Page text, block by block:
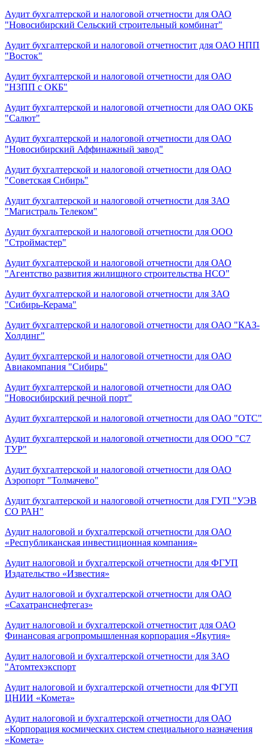
Аудит бухгалтерской и налоговой отчетности для ОАО
"Новосибирский Сельский строительный комбинат"
Аудит бухгалтерской и налоговой отчетностит для ОАО НПП
"Восток"
Аудит бухгалтерской и налоговой отчетности для ОАО
"НЗПП с ОКБ"
Аудит бухгалтерской и налоговой отчетности для ОАО ОКБ
"Салют"
Аудит бухгалтерской и налоговой отчетности для ОАО
"Новосибирский Аффинажный завод"
Аудит бухгалтерской и налоговой отчетности для ОАО
"Советская Сибирь"
Аудит бухгалтерской и налоговой отчетности для ЗАО
"Магистраль Телеком"
Аудит бухгалтерской и налоговой отчетности для ООО
"Строймастер"
Аудит бухгалтерской и налоговой отчетности для ОАО
"Агентство развития жилищного строительства НСО"
Аудит бухгалтерской и налоговой отчетности для ЗАО
"Сибирь-Керама"
Аудит бухгалтерской и налоговой отчетности для ОАО "КАЗ-
Холдинг"
Аудит бухгалтерской и налоговой отчетности для ОАО
Авиакомпания "Сибирь"
Аудит бухгалтерской и налоговой отчетности для ОАО
"Новосибирский речной порт"
Аудит бухгалтерской и налоговой отчетности для ОАО "ОТС"
Аудит бухгалтерской и налоговой отчетности для ООО "С7
ТУР"
Аудит бухгалтерской и налоговой отчетности для ОАО
Аэропорт "Толмачево"
Аудит бухгалтерской и налоговой отчетности для ГУП "УЭВ
СО РАН"
Аудит налоговой и бухгалтерской отчетности для ОАО
«Республиканская инвестиционная компания»
Аудит налоговой и бухгалтерской отчетности для ФГУП
Издательство «Известия»
Аудит налоговой и бухгалтерской отчетности для ОАО
«Сахатранснефтегаз»
Аудит налоговой и бухгалтерской отчетностит для ОАО
Финансовая агропромышленная корпорация «Якутия»
Аудит налоговой и бухгалтерской отчетности для ЗАО
"Атомтехэкспорт
Аудит налоговой и бухгалтерской отчетности для ФГУП
ЦНИИ «Комета»
Аудит налоговой и бухгалтерской отчетности для ОАО
«Корпорация космических систем специального назначения
«Комета»